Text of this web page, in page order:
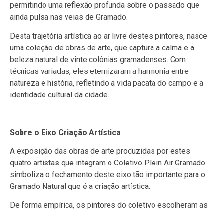
permitindo uma reflexão profunda sobre o passado que
ainda pulsa nas veias de Gramado.
Desta trajetória artística ao ar livre destes pintores, nasce
uma coleção de obras de arte, que captura a calma e a
beleza natural de vinte colônias gramadenses. Com
técnicas variadas, eles eternizaram a harmonia entre
natureza e história, refletindo a vida pacata do campo e a
identidade cultural da cidade.
Sobre o Eixo Criação Artística
A exposição das obras de arte produzidas por estes
quatro artistas que integram o Coletivo Plein Air Gramado
simboliza o fechamento deste eixo tão importante para o
Gramado Natural que é a criação artística.
De forma empírica, os pintores do coletivo escolheram as